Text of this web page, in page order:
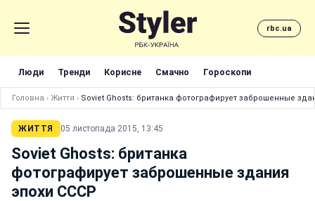
rbc.ua
Люди Тренди Корисне Смачно Гороскопи
Головна › Життя › Soviet Ghosts: британка фотографирует заброшенные
ЖИТТЯ 05 листопада 2015, 13:45
Soviet Ghosts: британка
фотографирует заброшенные здания
эпохи СССР